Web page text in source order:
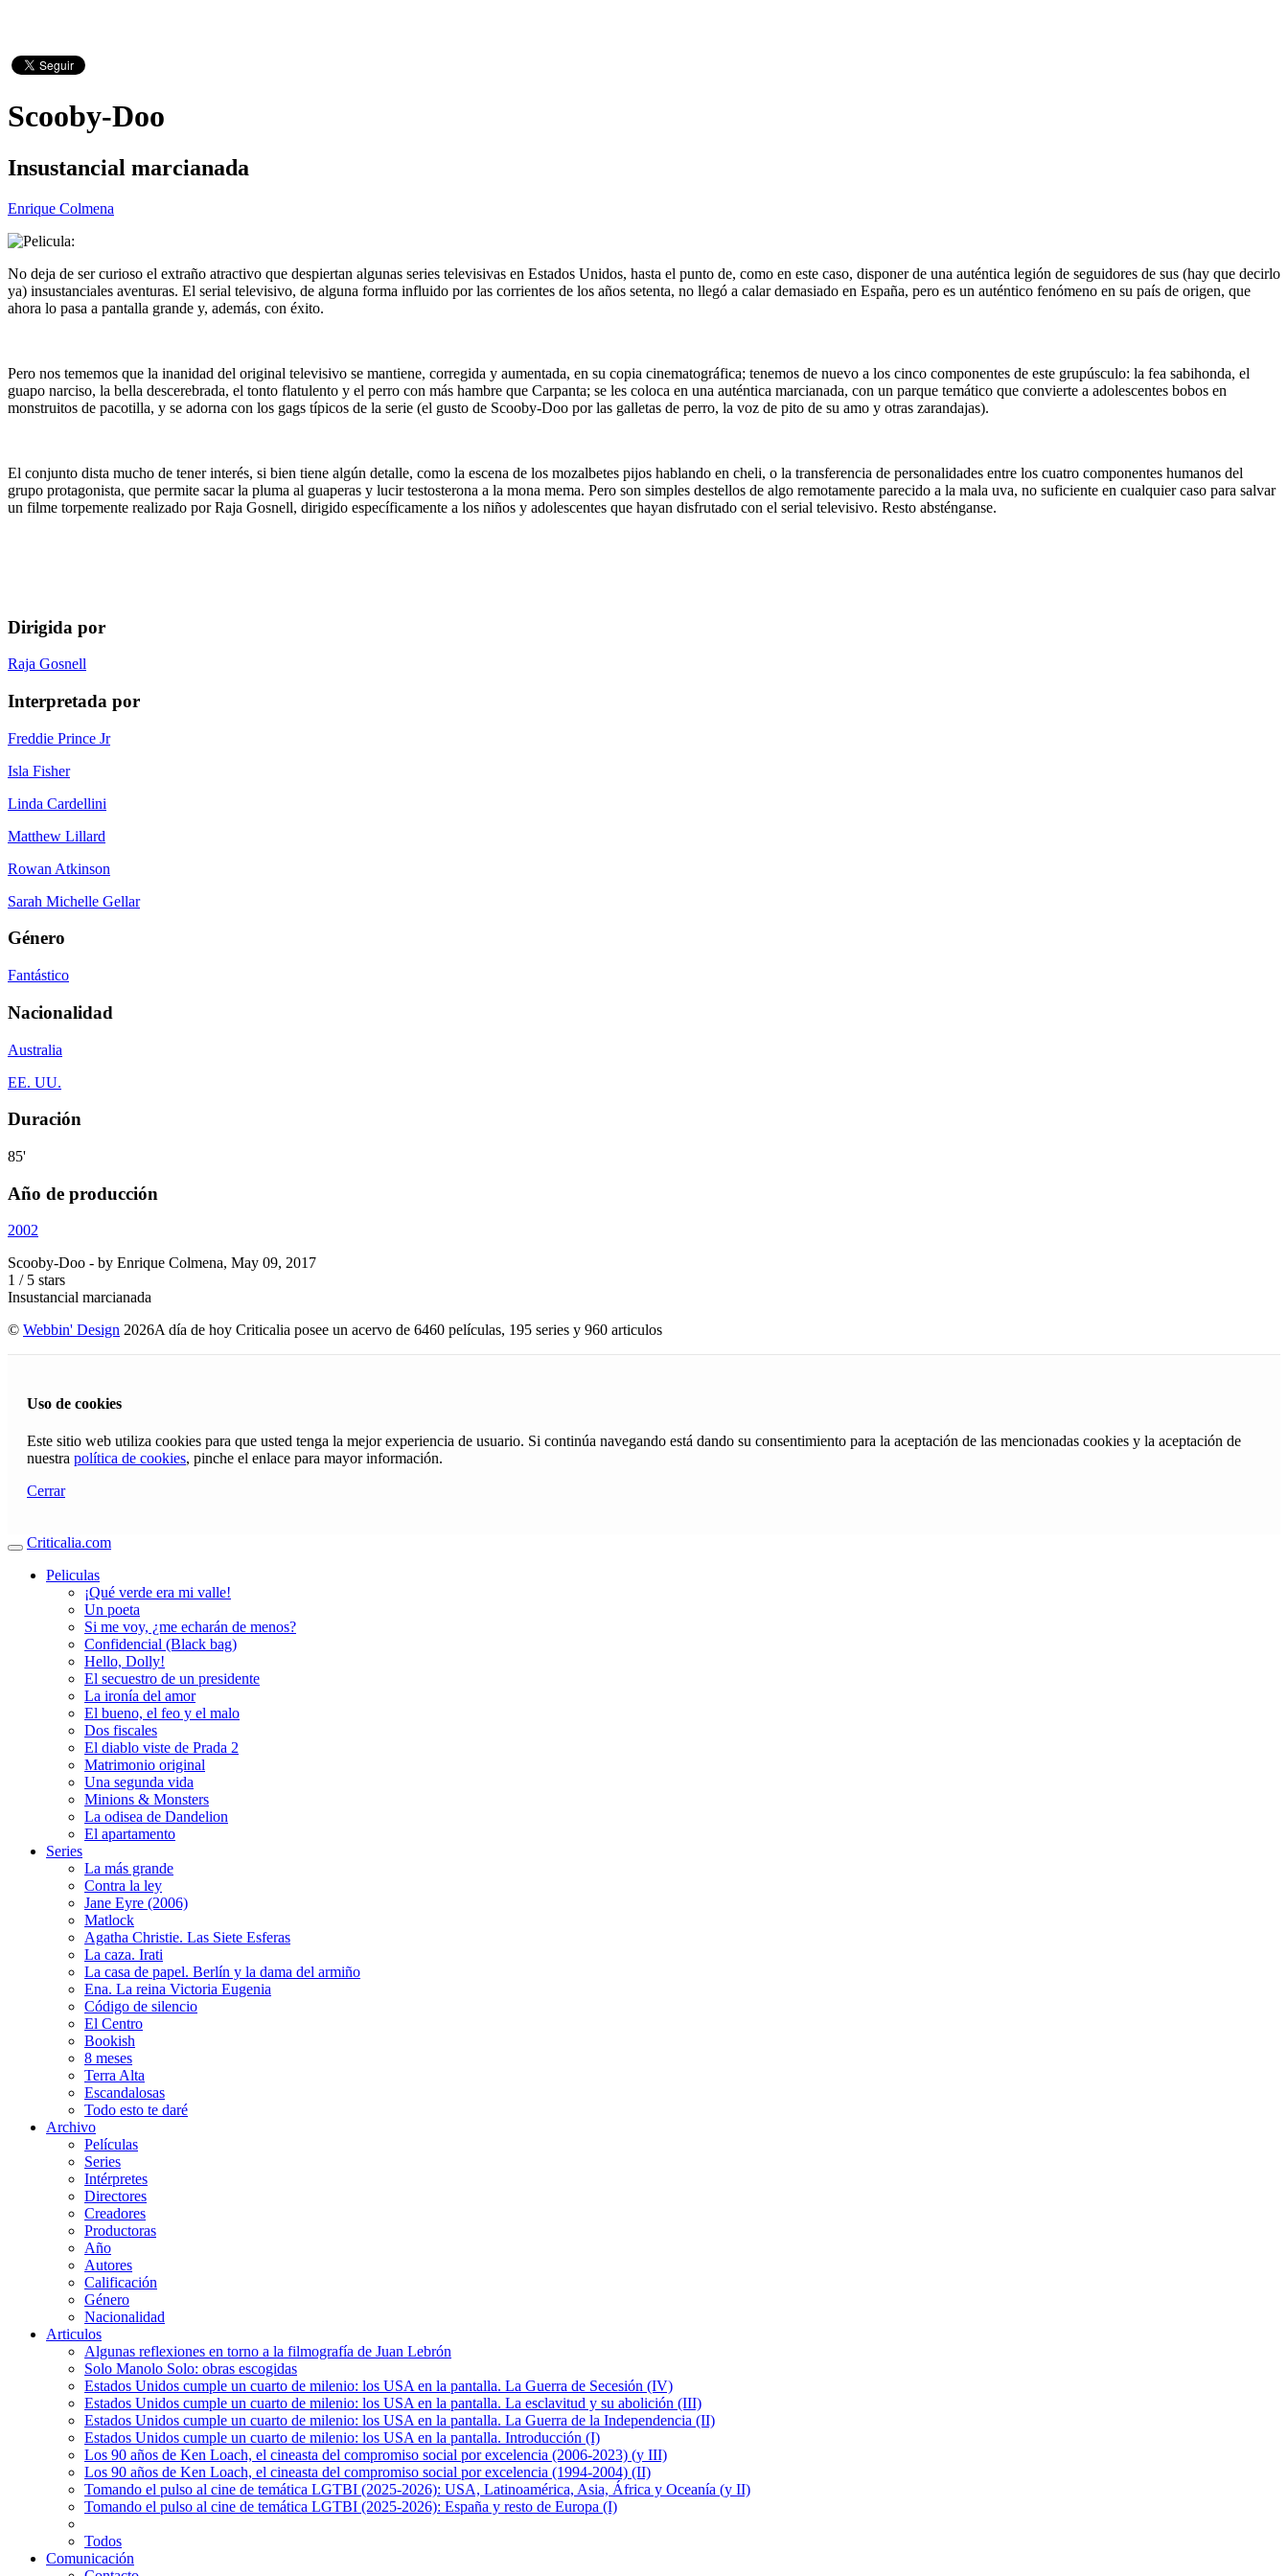
Scooby-Doo
Insustancial marcianada
Enrique Colmena
No deja de ser curioso el extraño atractivo que despiertan algunas series televisivas en Estados Unidos, hasta el punto de, como en este caso, disponer de una auténtica legión de seguidores de sus (hay que decirlo
ya) insustanciales aventuras. El serial televisivo, de alguna forma influido por las corrientes de los años setenta, no llegó a calar demasiado en España, pero es un auténtico fenómeno en su país de origen, que
ahora lo pasa a pantalla grande y, además, con éxito.
Pero nos tememos que la inanidad del original televisivo se mantiene, corregida y aumentada, en su copia cinematográfica; tenemos de nuevo a los cinco componentes de este grupúsculo: la fea sabihonda, el
guapo narciso, la bella descerebrada, el tonto flatulento y el perro con más hambre que Carpanta; se les coloca en una auténtica marcianada, con un parque temático que convierte a adolescentes bobos en
monstruitos de pacotilla, y se adorna con los gags típicos de la serie (el gusto de Scooby-Doo por las galletas de perro, la voz de pito de su amo y otras zarandajas).
El conjunto dista mucho de tener interés, si bien tiene algún detalle, como la escena de los mozalbetes pijos hablando en cheli, o la transferencia de personalidades entre los cuatro componentes humanos del
grupo protagonista, que permite sacar la pluma al guaperas y lucir testosterona a la mona mema. Pero son simples destellos de algo remotamente parecido a la mala uva, no suficiente en cualquier caso para salvar
un filme torpemente realizado por Raja Gosnell, dirigido específicamente a los niños y adolescentes que hayan disfrutado con el serial televisivo. Resto absténganse.
Dirigida por
Raja Gosnell
Interpretada por
Freddie Prince Jr
Isla Fisher
Linda Cardellini
Matthew Lillard
Rowan Atkinson
Sarah Michelle Gellar
Género
Fantástico
Nacionalidad
Australia
EE. UU.
Duración
85'
Año de producción
2002
Scooby-Doo - by Enrique Colmena, May 09, 2017
1 / 5 stars
Insustancial marcianada
© Webbin' Design 2026A día de hoy Criticalia posee un acervo de 6460 películas, 195 series y 960 articulos
Uso de cookies
Este sitio web utiliza cookies para que usted tenga la mejor experiencia de usuario. Si continúa navegando está dando su consentimiento para la aceptación de las mencionadas cookies y la aceptación de
nuestra política de cookies, pinche el enlace para mayor información.
Cerrar
Criticalia.com
Peliculas
¡Qué verde era mi valle!
Un poeta
Si me voy, ¿me echarán de menos?
Confidencial (Black bag)
Hello, Dolly!
El secuestro de un presidente
La ironía del amor
El bueno, el feo y el malo
Dos fiscales
El diablo viste de Prada 2
Matrimonio original
Una segunda vida
Minions & Monsters
La odisea de Dandelion
El apartamento
Series
La más grande
Contra la ley
Jane Eyre (2006)
Matlock
Agatha Christie. Las Siete Esferas
La caza. Irati
La casa de papel. Berlín y la dama del armiño
Ena. La reina Victoria Eugenia
Código de silencio
El Centro
Bookish
8 meses
Terra Alta
Escandalosas
Todo esto te daré
Archivo
Películas
Series
Intérpretes
Directores
Creadores
Productoras
Año
Autores
Calificación
Género
Nacionalidad
Articulos
Algunas reflexiones en torno a la filmografía de Juan Lebrón
Solo Manolo Solo: obras escogidas
Estados Unidos cumple un cuarto de milenio: los USA en la pantalla. La Guerra de Secesión (IV)
Estados Unidos cumple un cuarto de milenio: los USA en la pantalla. La esclavitud y su abolición (III)
Estados Unidos cumple un cuarto de milenio: los USA en la pantalla. La Guerra de la Independencia (II)
Estados Unidos cumple un cuarto de milenio: los USA en la pantalla. Introducción (I)
Los 90 años de Ken Loach, el cineasta del compromiso social por excelencia (2006-2023) (y III)
Los 90 años de Ken Loach, el cineasta del compromiso social por excelencia (1994-2004) (II)
Tomando el pulso al cine de temática LGTBI (2025-2026): USA, Latinoamérica, Asia, África y Oceanía (y II)
Tomando el pulso al cine de temática LGTBI (2025-2026): España y resto de Europa (I)
Todos
Comunicación